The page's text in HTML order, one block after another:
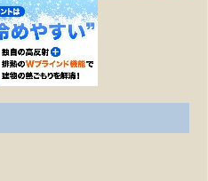
れるのですか？
要なものはありますか？